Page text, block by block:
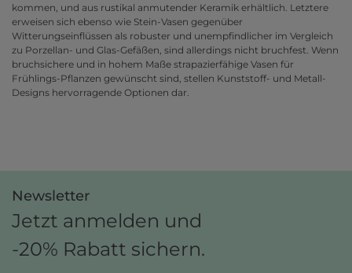
kommen, und aus rustikal anmutender Keramik erhältlich. Letztere
erweisen sich ebenso wie Stein-Vasen gegenüber
Witterungseinflüssen als robuster und unempfindlicher im Vergleich
zu Porzellan- und Glas-Gefäßen, sind allerdings nicht bruchfest. Wenn
bruchsichere und in hohem Maße strapazierfähige Vasen für
Frühlings-Pflanzen gewünscht sind, stellen Kunststoff- und Metall-
Designs hervorragende Optionen dar.
Newsletter
Jetzt anmelden und
-20% Rabatt sichern.